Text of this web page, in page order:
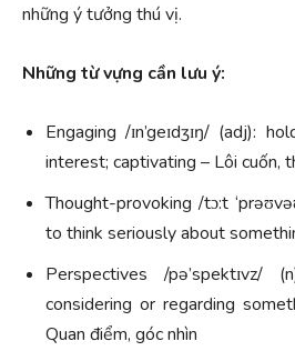
những ý tưởng thú vị.
Những từ vựng cần lưu ý:
Engaging /ɪn’geɪdʒɪŋ/ (adj):
interest; captivating – Lôi cuốn,
Thought-provoking /tɔ:t
to think seriously about
Perspectives /
considering or regarding
Quan điểm, góc nhìn